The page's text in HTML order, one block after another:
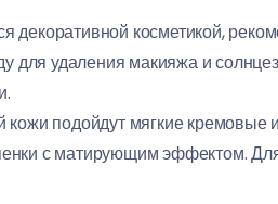
декоративной косметикой,
для удаления макияжа и
кожи подойдут мягкие
с матирующим эффектом.